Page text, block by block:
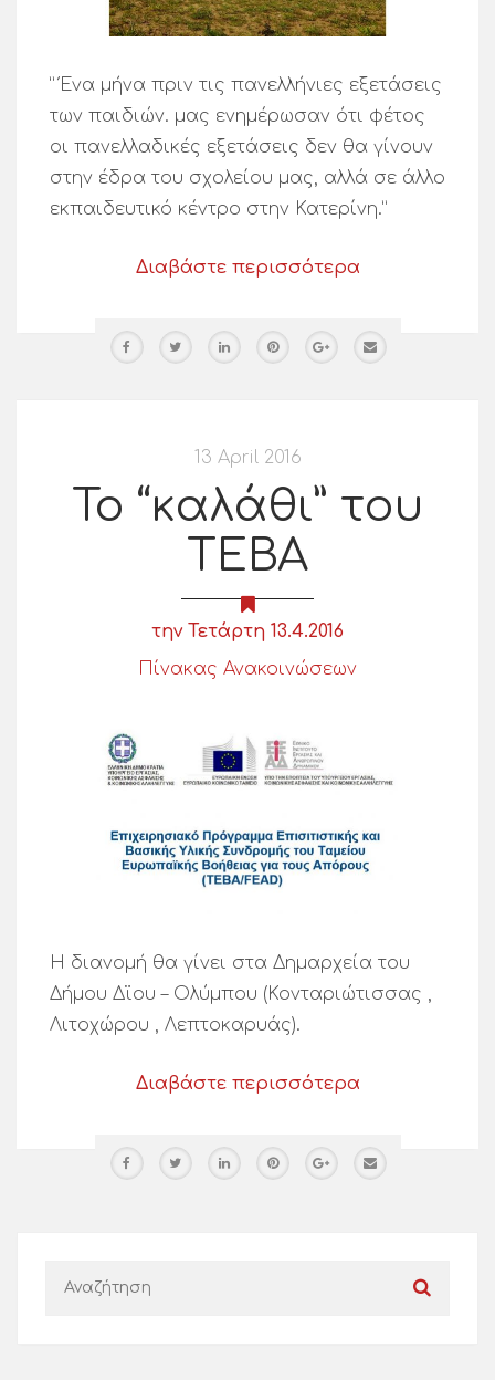
” Ένα μήνα πριν τις πανελλήνιες εξετάσεις
των παιδιών. μας ενημέρωσαν ότι φέτος
οι πανελλαδικές εξετάσεις δεν θα γίνουν
στην έδρα του σχολείου μας, αλλά σε άλλο
εκπαιδευτικό κέντρο στην Κατερίνη.”
Διαβάστε περισσότερα
13 April 2016
Το “καλάθι” του
ΤΕΒΑ
την Τετάρτη 13.4.2016
Πίνακας Ανακοινώσεων
Η διανομή θα γίνει στα Δημαρχεία του
Δήμου Δϊου – Ολύμπου (Κονταριώτισσας ,
Λιτοχώρου , Λεπτοκαρυάς).
Διαβάστε περισσότερα